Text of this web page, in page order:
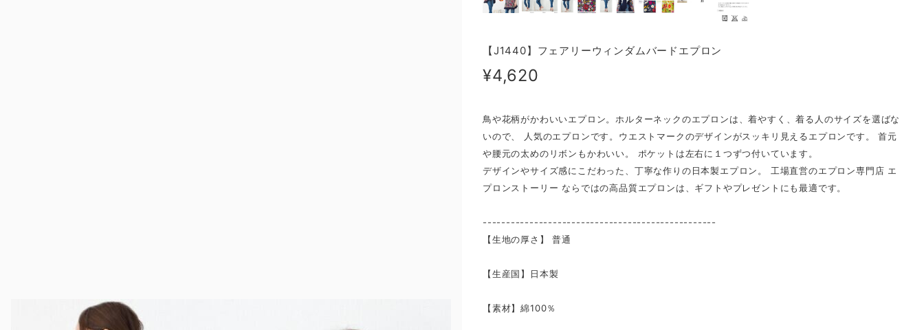
【J1440】フェアリーウィンダムバードエプロン
¥4,620
鳥や花柄がかわいいエプロン。ホルターネックのエプロンは、着やすく、着る人のサイズを選ばな
いので、 人気のエプロンです。ウエストマークのデザインがスッキリ見えるエプロンです。 首元
や腰元の太めのリボンもかわいい。 ポケットは左右に１つずつ付いています。
デザインやサイズ感にこだわった、丁寧な作りの日本製エプロン。 工場直営のエプロン専門店 エ
プロンストーリー ならではの高品質エプロンは、ギフトやプレゼントにも最適です。
--------------------------------------------------
【生地の厚さ】 ​普通
【生産国】日本製
【素材】綿100％